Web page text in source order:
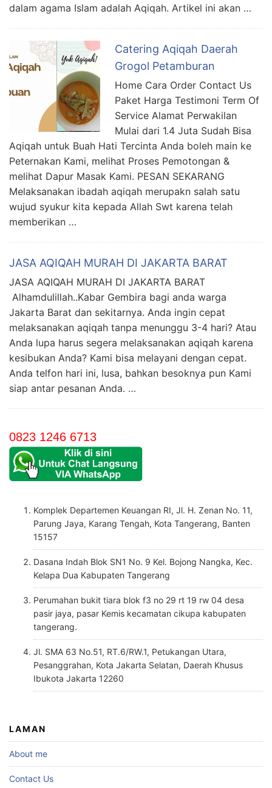
dalam agama Islam adalah Aqiqah. Artikel ini akan …
Catering Aqiqah Daerah
Grogol Petamburan
Home Cara Order Contact Us
Paket Harga Testimoni Term Of
Service Alamat Perwakilan
Mulai dari 1.4 Juta Sudah Bisa
Aqiqah untuk Buah Hati Tercinta Anda boleh main ke
Peternakan Kami, melihat Proses Pemotongan &
melihat Dapur Masak Kami. PESAN SEKARANG
Melaksanakan ibadah aqiqah merupakn salah satu
wujud syukur kita kepada Allah Swt karena telah
memberikan …
JASA AQIQAH MURAH DI JAKARTA BARAT
JASA AQIQAH MURAH DI JAKARTA BARAT
Alhamdulillah..Kabar Gembira bagi anda warga
Jakarta Barat dan sekitarnya. Anda ingin cepat
melaksanakan aqiqah tanpa menunggu 3-4 hari? Atau
Anda lupa harus segera melaksanakan aqiqah karena
kesibukan Anda? Kami bisa melayani dengan cepat.
Anda telfon hari ini, lusa, bahkan besoknya pun Kami
siap antar pesanan Anda. …
0823 1246 6713
Komplek Departemen Keuangan RI, Jl. H. Zenan No. 11,
Parung Jaya, Karang Tengah, Kota Tangerang, Banten
15157
Dasana Indah Blok SN1 No. 9 Kel. Bojong Nangka, Kec.
Kelapa Dua Kabupaten Tangerang
Perumahan bukit tiara blok f3 no 29 rt 19 rw 04 desa
pasir jaya, pasar Kemis kecamatan cikupa kabupaten
tangerang.
Jl. SMA 63 No.51, RT.6/RW.1, Petukangan Utara,
Pesanggrahan, Kota Jakarta Selatan, Daerah Khusus
Ibukota Jakarta 12260
LAMAN
About me
Contact Us